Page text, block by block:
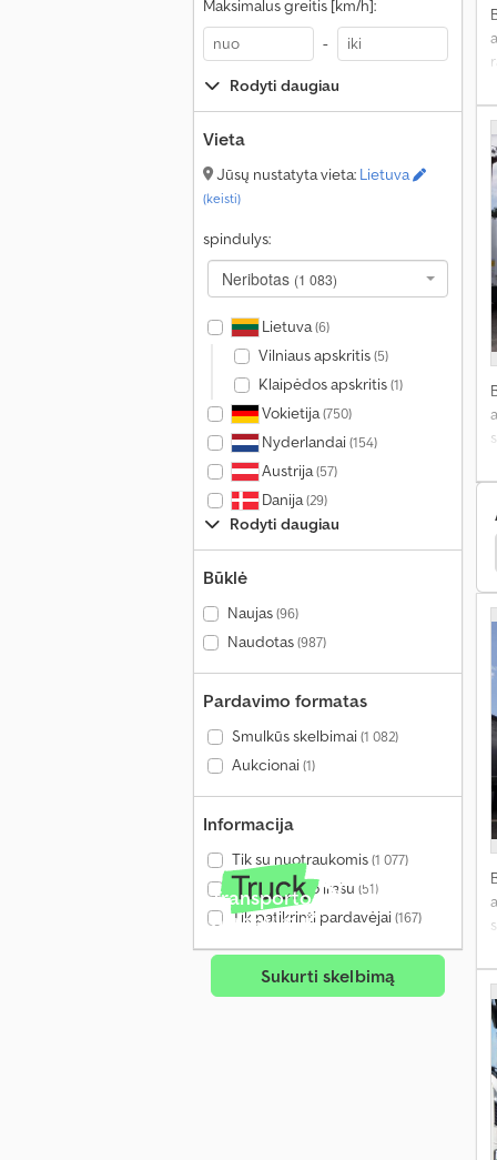
Maksimalus greitis [km/h]:
-
Rodyti daugiau
Vieta
Jūsų nustatyta vieta: Lietuva
(keisti)
spindulys:
Neribotas (1 083)
Lietuva(6)
Vilniaus apskritis(5)
Klaipėdos apskritis(1)
Vokietija(750)
Nyderlandai(154)
Austrija(57)
Danija(29)
Rodyti daugiau
Būklė
Naujas(96)
Naudotas(987)
Pardavimo formatas
Smulkūs skelbimai(1 082)
Aukcionai(1)
Informacija
Tik su nuotraukomis(1 077)
Tik su vaizdo įrašu (51)
Tik patikrinti pardavėjai(167)
Transporto priemonė
pardavimui?
Sukurti skelbimą
Kögel Platforma Kögel Dėžinis